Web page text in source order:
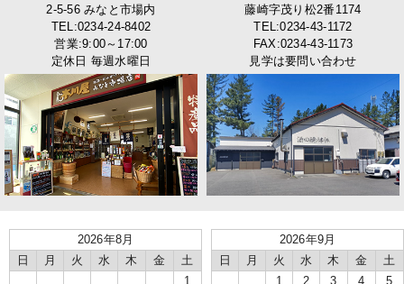
2-5-56 みなと市場内
TEL:0234-24-8402
営業:9:00～17:00
定休日 毎週水曜日
藤崎字茂り松2番1174
TEL:0234-43-1172
FAX:0234-43-1173
見学は要問い合わせ
2026年8月
日
月 火 水 木 金
土
1
2026年9月
日
月 火 水 木 金
土
1
2 3 4
5